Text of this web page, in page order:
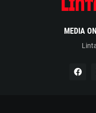
MEDIA